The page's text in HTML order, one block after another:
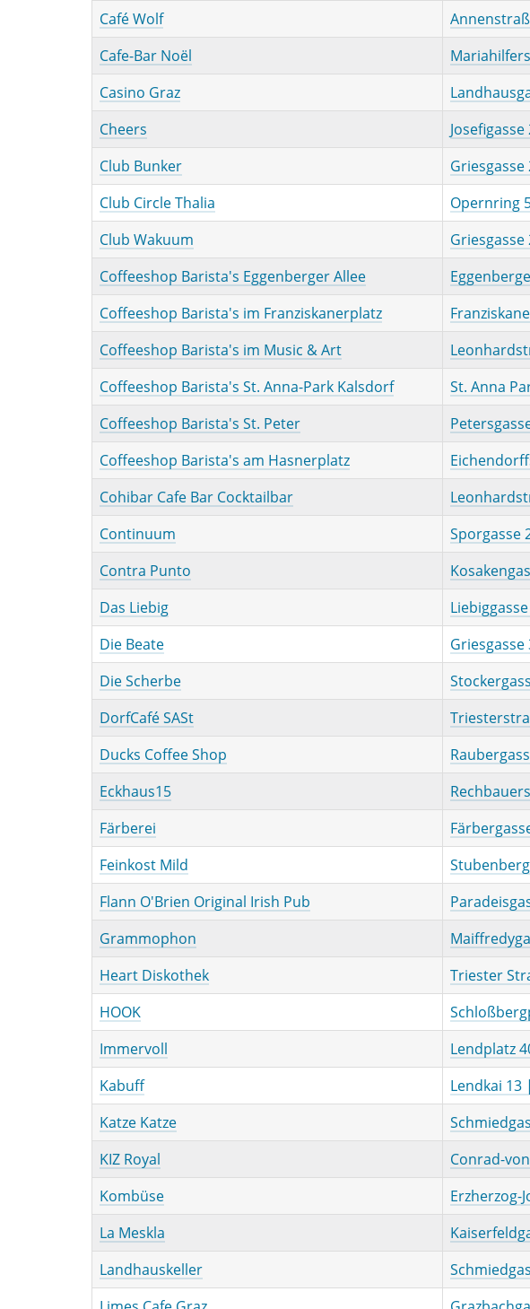
Café Wolf
Cafe-Bar Noël
Casino Graz
Cheers
Club Bunker
Club Circle Thalia
Opernring
Club Wakuum
Coffeeshop Barista's Eggenberger Allee
Coffeeshop Barista's im Franziskanerplatz
Coffeeshop Barista's im Music & Art
Coffeeshop Barista's St. Anna-Park Kalsdorf
St. Anna
Coffeeshop Barista's St. Peter
Coffeeshop Barista's am Hasnerplatz
Cohibar Cafe Bar Cocktailbar
Continuum
Sporgasse
Contra Punto
Das Liebig
Die Beate
Die Scherbe
DorfCafé SASt
Ducks Coffee Shop
Eckhaus15
Färberei
Feinkost Mild
Flann O'Brien Original Irish Pub
Grammophon
Heart Diskothek
Triester
HOOK
Immervoll
Lendplatz
Kabuff
Lendkai 13
Katze Katze
KIZ Royal
Conrad-
Kombüse
Erzherzog-
La Meskla
Landhauskeller